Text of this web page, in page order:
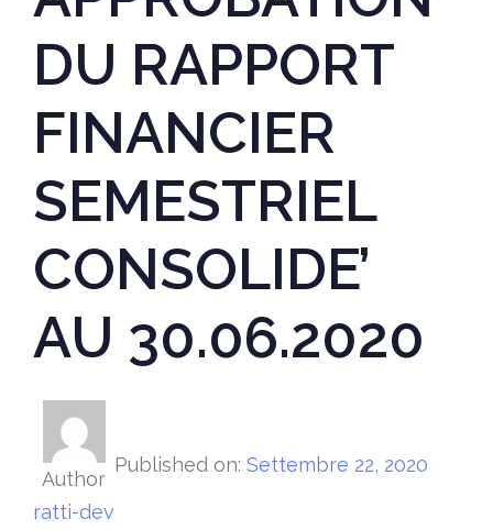
DU RAPPORT
FINANCIER
SEMESTRIEL
CONSOLIDE’
AU 30.06.2020
Author
ratti-dev
Published on: Settembre 22, 2020